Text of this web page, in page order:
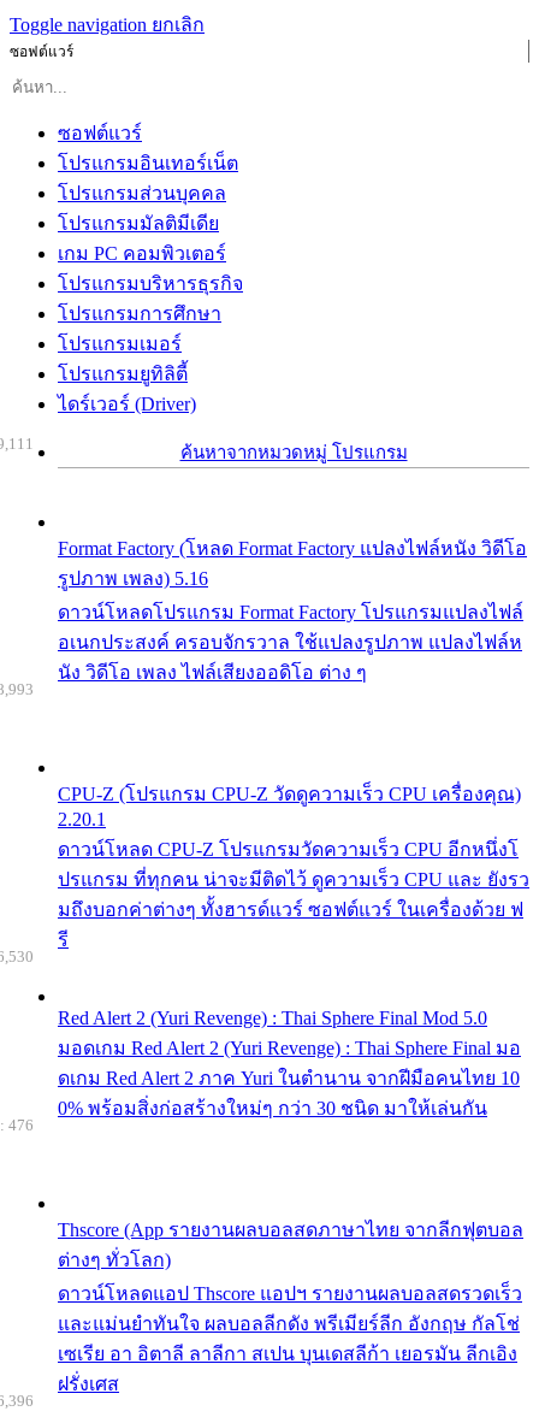
Toggle navigation ยกเลิก
ซอฟต์แวร์
ซอฟต์แวร์
โปรแกรมอินเทอร์เน็ต
โปรแกรมส่วนบุคคล
โปรแกรมมัลติมีเดีย
เกม PC คอมพิวเตอร์
โปรแกรมบริหารธุรกิจ
โปรแกรมการศึกษา
โปรแกรมเมอร์
โปรแกรมยูทิลิตี้
ไดร์เวอร์ (Driver)
ค้นหาจากหมวดหมู่ โปรแกรม
Format Factory (โหลด Format Factory แปลงไฟล์หนัง วิดีโอ
รูปภาพ เพลง) 5.16
ดาวน์โหลดโปรแกรม Format Factory โปรแกรมแปลงไฟล์
อเนกประสงค์ ครอบจักรวาล ใช้แปลงรูปภาพ แปลงไฟล์ห
นัง วิดีโอ เพลง ไฟล์เสียงออดิโอ ต่าง ๆ
CPU-Z (โปรแกรม CPU-Z วัดดูความเร็ว CPU เครื่องคุณ)
2.20.1
ดาวน์โหลด CPU-Z โปรแกรมวัดความเร็ว CPU อีกหนึ่งโ
ปรแกรม ที่ทุกคน น่าจะมีติดไว้ ดูความเร็ว CPU และ ยังรว
มถึงบอกค่าต่างๆ ทั้งฮารด์แวร์ ซอฟต์แวร์ ในเครื่องด้วย ฟ
รี
Red Alert 2 (Yuri Revenge) : Thai Sphere Final Mod 5.0
มอดเกม Red Alert 2 (Yuri Revenge) : Thai Sphere Final มอ
ดเกม Red Alert 2 ภาค Yuri ในตำนาน จากฝีมือคนไทย 10
0% พร้อมสิ่งก่อสร้างใหม่ๆ กว่า 30 ชนิด มาให้เล่นกัน
Thscore (App รายงานผลบอลสดภาษาไทย จากลีกฟุตบอล
ต่างๆ ทั่วโลก)
ดาวน์โหลดแอป Thscore แอปฯ รายงานผลบอลสดรวดเร็ว
และแม่นยำทันใจ ผลบอลลีกดัง พรีเมียร์ลีก อังกฤษ กัลโช่
เซเรีย อา อิตาลี ลาลีกา สเปน บุนเดสลีก้า เยอรมัน ลีกเอิง
ฝรั่งเศส
476